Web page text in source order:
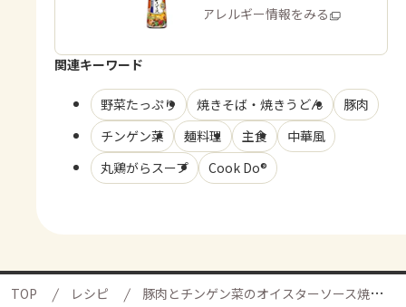
商品・アレルギー情報をみる
関連キーワード
野菜たっぷり 焼きそば・焼きうどん
豚肉
チンゲン菜
麺料理 主食
中華風
丸鶏がらスープ
Cook Do®
TOP レシピ 豚肉とチンゲン菜のオイスターソース焼きそば